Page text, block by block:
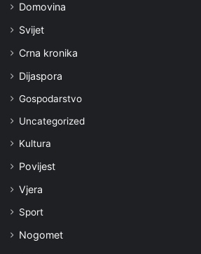
Domovina
Svijet
Crna kronika
Dijaspora
Gospodarstvo
Uncategorized
Kultura
Povijest
Vjera
Sport
Nogomet